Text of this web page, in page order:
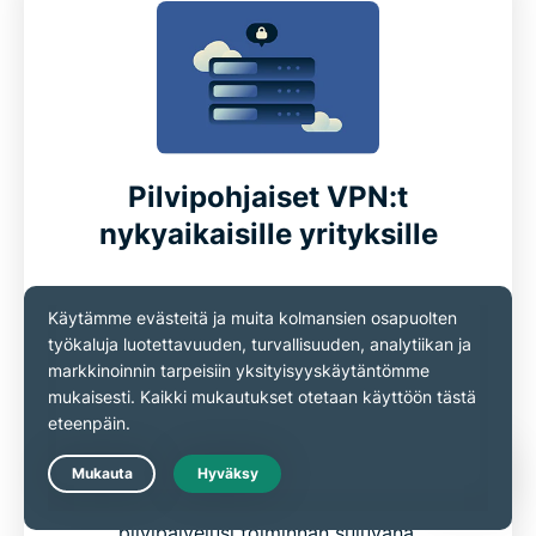
Pilvipohjaiset VPN:t
nykyaikaisille yrityksille
pilvisovelluksiin ja -palveluihin, vahvalla
salauksella varustettuna. Näitä VPN-
ratkaisuja hallinnoivat pilvipalveluntarjoajat
suojausominaisuuksia, jotka voivat ehkäistä
DDoS-hyökkäyksiä ja muita uhkia, pitäen